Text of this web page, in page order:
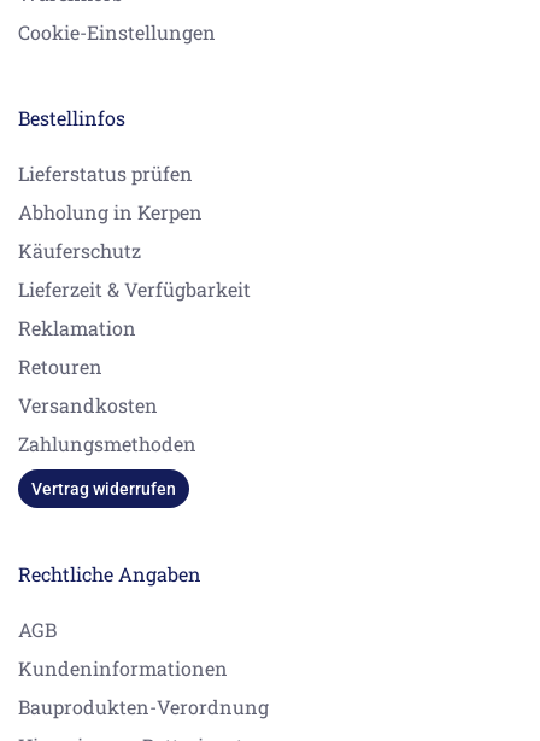
Cookie-Einstellungen
Bestellinfos
Lieferstatus prüfen
Abholung in Kerpen
Käuferschutz
Lieferzeit & Verfügbarkeit
Reklamation
Retouren
Versandkosten
Zahlungsmethoden
Vertrag widerrufen
Rechtliche Angaben
AGB
Kundeninformationen
Bauprodukten-Verordnung